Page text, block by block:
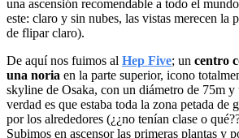
una ascensión recomendable a todo el
este: claro y sin nubes, las vistas merecen la
de flipar claro).
De aquí nos fuimos al Hep Five; un centro
una noria en la parte superior, icono
skyline de Osaka, con un diámetro de 75m
verdad es que estaba toda la zona petada de
por los alrededores (¿¿no tenían clase o
Subimos en ascensor las primeras plantas y